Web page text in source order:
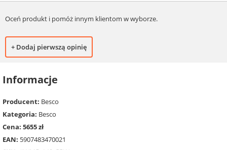
Oceń produkt i pomóż innym klientom w wyborze.
+ Dodaj pierwszą opinię
Informacje
Producent: Besco
Kategoria: Besco
Cena: 5655 zł
EAN: 5907483470021